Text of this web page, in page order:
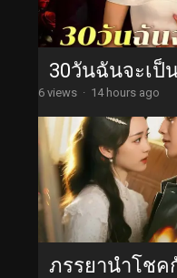
30วันฉันจะเ
6 views · 14 hours ago
ภรรยานำโช